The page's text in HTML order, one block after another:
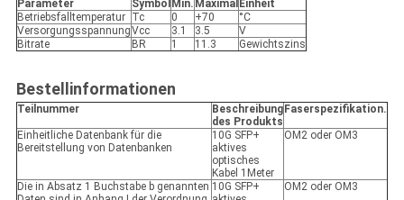
Parameter Symbol Min. Maximal Einheit
Betriebsfalltemperatur Tc 0 +70
°C
VersorgungsspannungVcc 3.1 3.5
V
Bitrate
BR 1 11.3 Gewichtszins
Bestellinformationen
Teilnummer
Beschreibung
des Produkts
Faserspezifikation.
Einheitliche Datenbank für die
Bereitstellung von Datenbanken
10G SFP+
aktives
optisches
Kabel 1Meter
OM2 oder OM3
Die in Absatz 1 Buchstabe b genannten 10G SFP+
OM2 oder OM3